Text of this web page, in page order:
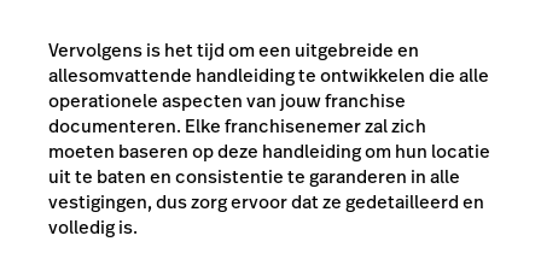
Vervolgens is het tijd om een uitgebreide en
allesomvattende handleiding te ontwikkelen die alle
operationele aspecten van jouw franchise
documenteren. Elke franchisenemer zal zich
moeten baseren op deze handleiding om hun locatie
uit te baten en consistentie te garanderen in alle
vestigingen, dus zorg ervoor dat ze gedetailleerd en
volledig is.